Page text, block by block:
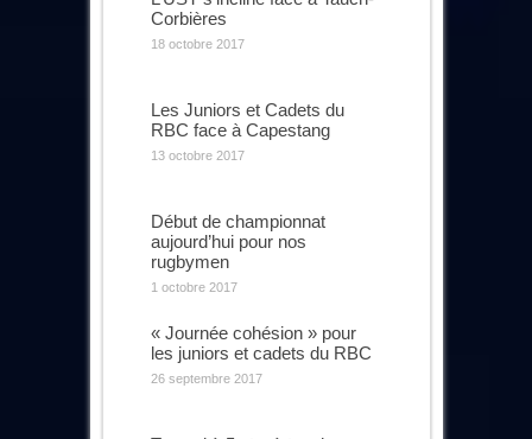
Corbières
18 octobre 2017
Les Juniors et Cadets du
RBC face à Capestang
13 octobre 2017
Début de championnat
aujourd’hui pour nos
rugbymen
1 octobre 2017
« Journée cohésion » pour
les juniors et cadets du RBC
26 septembre 2017